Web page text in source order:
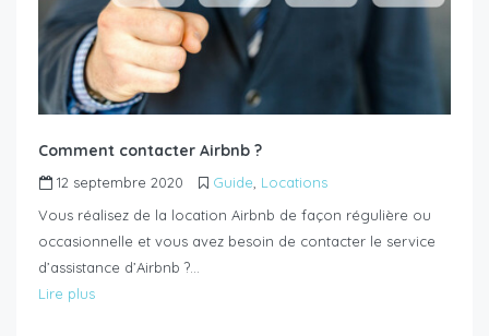
Comment contacter Airbnb ?
12 septembre 2020 Guide, Locations
Vous réalisez de la location Airbnb de façon régulière ou
occasionnelle et vous avez besoin de contacter le service
d’assistance d’Airbnb ?…
Lire plus